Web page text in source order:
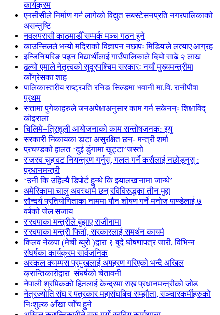
कार्यक्रम
एमसीसीले निर्माण गर्न लागेको विद्युत सबस्टेसनप्रति नगरपालिकाको
असन्तुष्टि
नवलपरासी काठमाडौँ सम्पर्क मञ्च गठन हुने
काउन्सिलले भन्यो मदिराको विज्ञापन नछापः मिडियाले लत्याए आग्रह
इन्जिनियरिङ पढ्न विद्यार्थीलाई गाउँपालिकाले दियो साढे २ लाख
ढल्यो एमाले नेतृत्वको सुदूरपश्चिम सरकारः नयाँ मुख्यमन्त्रीमा
काँग्रेसका शाह
पालिकास्तरीय राष्ट्रपति रनिङ सिल्डमा भवानी मा.वि. रानीपौवा
प्रथम
सत्तामा पुगेकाहरुले जनअपेक्षाअनुसार काम गर्न सकेनन्ः शिक्षाविद्
कोइराला
चिलिमे–त्रिशूली आयोजनाको काम सन्तोषजनक: इयु
सरकारी निकायका डाटा असुरक्षित छन्- मन्त्री शर्मा
प्रचण्डको हालत ‘दुई डुंगामा खुट्टा’जस्तो
राजस्व चुहावट नियन्त्रण गर्नुस्, गलत गर्ने कसैलाई नछोड्नुस् :
प्रधानमन्त्री
‘उनी कि उहिल्यै डिपोर्ट हुन्थे कि झ्यालखानामा जान्थे’
अमेरिकामा चालु अवस्थामै छन् रविविरुद्धका तीन मुद्दा
सौन्दर्य प्रतियोगिताका नाममा यौन शोषण गर्ने मनोज पाण्डेलाई ७
वर्षको जेल सजाय
रास्वपाका मन्त्रीले बुझाए राजीनामा
रास्वपाका मन्त्री फिर्ता, सरकारलाई समर्थन कायमै
विप्लव नेकपा (मेची ब्युरो )द्वारा ९ बुदे घोषणापत्र जारी, विभिन्न
संघर्षका कार्यक्रम सार्वजनिक
अस्कल क्याम्पस प्रमुखलाई अपहरण गरिएको भन्दै अखिल
क्रान्तिकारीद्वारा संघर्षको चेतावनी
नेपाली श्रमिकको हितलाई केन्द्रमा राख्न प्रधानमन्त्रीको जोड
नेत्रज्योति संघ र पत्रकार महासंघबिच सम्झौता, सञ्चारकर्मीहरुको
निःशुल्क आँखा जाँच हुने